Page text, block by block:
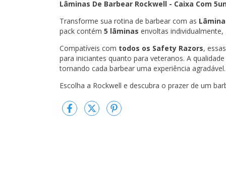
Lâminas De Barbear Rockwell - Caixa Com
Transforme sua rotina de barbear com as
pack contém 5 lâminas envoltas
Compatíveis com todos os Safety Razors,
para iniciantes quanto para veteranos. A
tornando cada barbear uma experiência agradável.
Escolha a Rockwell e descubra o prazer de um